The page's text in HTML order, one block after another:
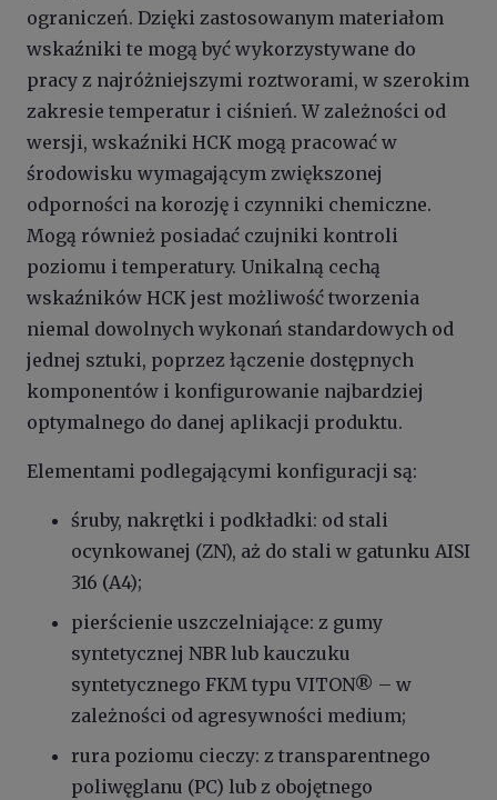
ograniczeń. Dzięki zastosowanym materiałom
wskaźniki te mogą być wykorzystywane do
pracy z najróżniejszymi roztworami, w szerokim
zakresie temperatur i ciśnień. W zależności od
wersji, wskaźniki HCK mogą pracować w
środowisku wymagającym zwiększonej
odporności na korozję i czynniki chemiczne.
Mogą również posiadać czujniki kontroli
poziomu i temperatury. Unikalną cechą
wskaźników HCK jest możliwość tworzenia
niemal dowolnych wykonań standardowych od
jednej sztuki, poprzez łączenie dostępnych
komponentów i konfigurowanie najbardziej
optymalnego do danej aplikacji produktu.
Elementami podlegającymi konfiguracji są:
śruby, nakrętki i podkładki: od stali
ocynkowanej (ZN), aż do stali w gatunku AISI
316 (A4);
pierścienie uszczelniające: z gumy
syntetycznej NBR lub kauczuku
syntetycznego FKM typu VITON® – w
zależności od agresywności medium;
rura poziomu cieczy: z transparentnego
poliwęglanu (PC) lub z obojętnego